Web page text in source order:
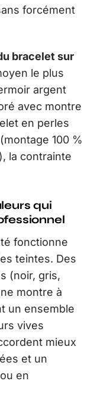
forcément
bracelet sur
le plus
argent
avec montre
en perles
100 %
la contrainte
qui
fonctionne
teintes. Des
(noir, gris,
montre à
un ensemble
vives
mieux
et un
en